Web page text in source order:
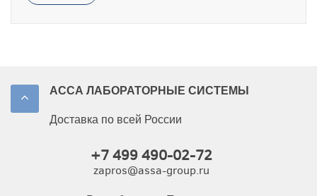
АССА ЛАБОРАТОРНЫЕ СИСТЕМЫ
Доставка по всей России
+7 499 490-02-72
zapros@assa-group.ru